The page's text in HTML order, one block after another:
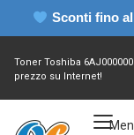
Sconti fino al
Toner Toshiba
prezzo su Internet!